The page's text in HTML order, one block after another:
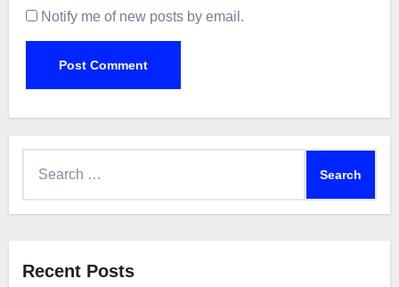
Notify me of new posts by email.
Recent Posts